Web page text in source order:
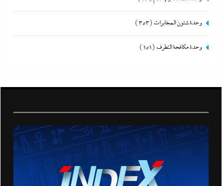
وحدة شئون المخابرات (353)
وحدة مكافحة التطرف (151)